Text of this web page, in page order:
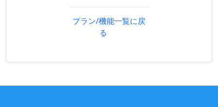
プラン/機能一覧に戻
る